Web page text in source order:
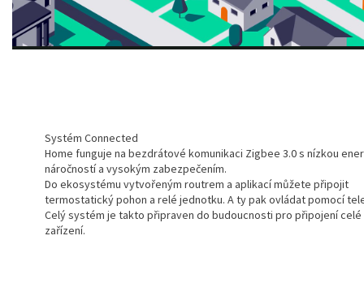
Systém Connected
Home funguje na bezdrátové komunikaci Zigbee 3.0 s nízkou
náročností a vysokým zabezpečením.
Do ekosystému vytvořeným routrem a aplikací můžete připojit
termostatický pohon a relé jednotku. A ty pak ovládat pomocí
Celý systém je takto připraven do budoucnosti pro připojení celé
zařízení.